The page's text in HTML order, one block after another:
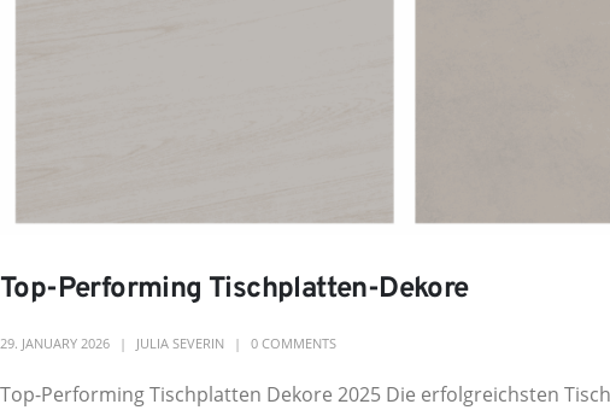
Top-Performing Tischplatten-Dekore
29. JANUARY 2026 JULIA SEVERIN 0 COMMENTS
Top-Performing Tischplatten Dekore 2025 Die erfolgreichsten